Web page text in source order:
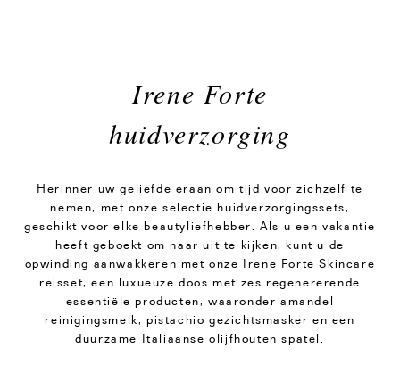
Irene Forte
huidverzorging
Herinner uw geliefde eraan om tijd voor zichzelf te
nemen, met onze selectie huidverzorgingssets,
geschikt voor elke beautyliefhebber. Als u een vakantie
heeft geboekt om naar uit te kijken, kunt u de
opwinding aanwakkeren met onze Irene Forte Skincare
reisset, een luxueuze doos met zes regenererende
essentiële producten, waaronder amandel
reinigingsmelk, pistachio gezichtsmasker en een
duurzame Italiaanse olijfhouten spatel.